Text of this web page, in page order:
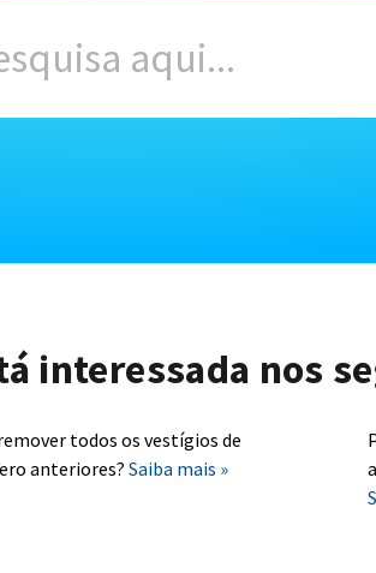
interessada nos
todos os vestígios de
anteriores? Saiba mais »